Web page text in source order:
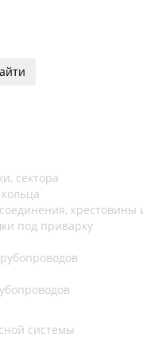
сектора
крестовины
под приварку
системы